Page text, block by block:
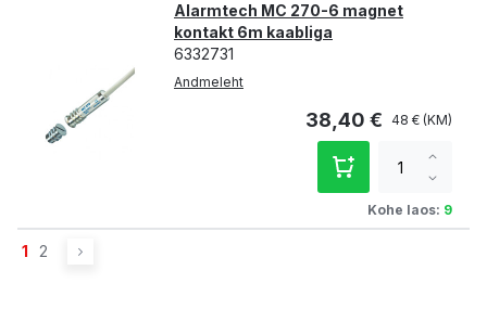
Alarmtech MC 270-6 magnet
kontakt 6m kaabliga
6332731
Andmeleht
38,40 € 48 €
Kohe laos: 9
qty
Page
You're currently reading page
1 Page
2